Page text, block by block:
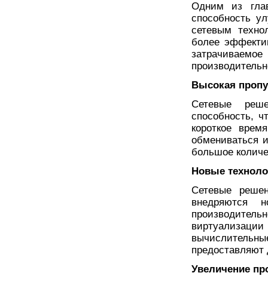
Одним из
способность
сетевым
более
Высокая
Сетевые
способность,
короткое
обмениваться
большое
Новые
Сетевые
внедряются
предоставляют
Увеличение